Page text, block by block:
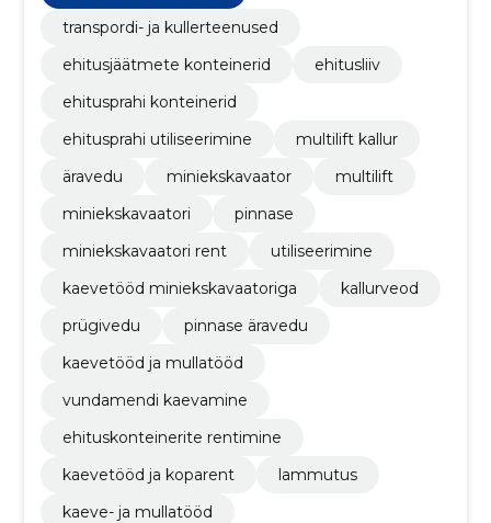
transpordi- ja kullerteenused
ehitusjäätmete konteinerid
ehitusliiv
ehitusprahi konteinerid
ehitusprahi utiliseerimine
multilift kallur
äravedu
miniekskavaator
multilift
miniekskavaatori
pinnase
miniekskavaatori rent
utiliseerimine
kaevetööd miniekskavaatoriga
kallurveod
prügivedu
pinnase äravedu
kaevetööd ja mullatööd
vundamendi kaevamine
ehituskonteinerite rentimine
kaevetööd ja koparent
lammutus
kaeve- ja mullatööd